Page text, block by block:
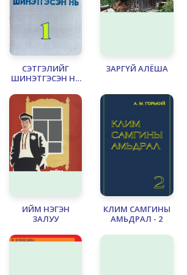
СЭТГЭЛИЙГ
ШИНЭТГЭСЭН НЬ
ЗАРГҮЙ АЛЁША
ИЙМ НЭГЭН
ЗАЛУУ
КЛИМ САМГИНЫ
АМЬДРАЛ - 2